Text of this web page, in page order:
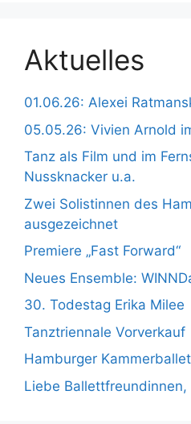
Aktuelles
01.06.26: Alexei
05.05.26: Vivien Arnold
Tanz als Film und im
Nussknacker u.a.
Zwei Solistinnen des
ausgezeichnet
Premiere „Fast Forward“
Neues Ensemble:
30. Todestag Erika Milee
Tanztriennale Vorverkauf
Hamburger
Liebe